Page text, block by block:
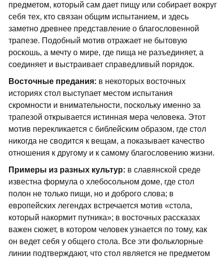
предметом, который сам дает пищу или собирает вокруг
себя тех, кто связан общим испытанием, и здесь
заметно древнее представление о благословенной
трапезе. Подобный мотив отражает не бытовую
роскошь, а мечту о мире, где пища не разъединяет, а
соединяет и выстраивает справедливый порядок.
Восточные предания: в некоторых восточных
историях стол выступает местом испытания
скромности и внимательности, поскольку именно за
трапезой открывается истинная мера человека. Этот
мотив перекликается с библейским образом, где стол
никогда не сводится к вещам, а показывает качество
отношения к другому и к самому благословению жизни.
Примеры из разных культур: в славянской среде
известна формула о хлебосольном доме, где стол
полон не только пищи, но и доброго слова; в
европейских легендах встречается мотив «стола,
который накормит путника»; в восточных рассказах
важен сюжет, в котором человек узнается по тому, как
он ведет себя у общего стола. Все эти фольклорные
линии подтверждают, что стол является не предметом